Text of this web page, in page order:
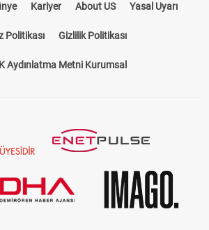
Kariyer About US Yasal Uyarı
Politikası Gizlilik Politikası
Aydınlatma Metni Kurumsal